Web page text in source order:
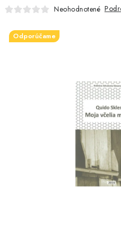
MATERSKÁ KAŠIČKA
VČELÍ JED
MEDOVÉ DARČEKOVÉ SETY
DOPLNKY KU VČELÍM
MEDOVÉ CUKROVINKY
Neohodnotené
Odporúčame